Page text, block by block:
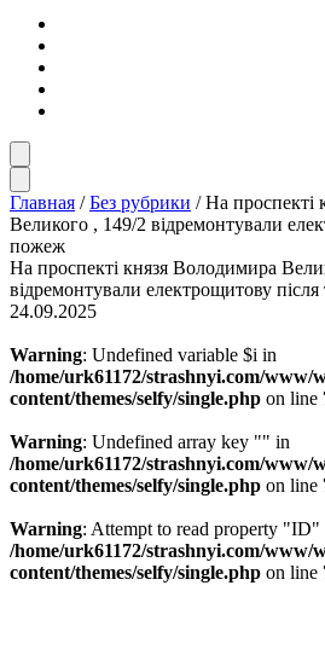
Главная / Без рубрики / На проспекті
Великого , 149/2 відремонтували
пожеж
На проспекті князя Володимира
відремонтували електрощитову
24.09.2025
Warning: Undefined variable $i in
/home/urk61172/strashnyi.com/www/
content/themes/selfy/single.php on line
Warning: Undefined array key "" in
/home/urk61172/strashnyi.com/www/
content/themes/selfy/single.php on line
Warning: Attempt to read property
/home/urk61172/strashnyi.com/www/
content/themes/selfy/single.php on line